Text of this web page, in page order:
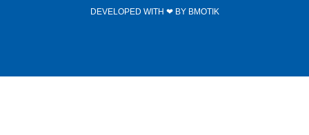
DEVELOPED WITH ❤ BY BMOTIK